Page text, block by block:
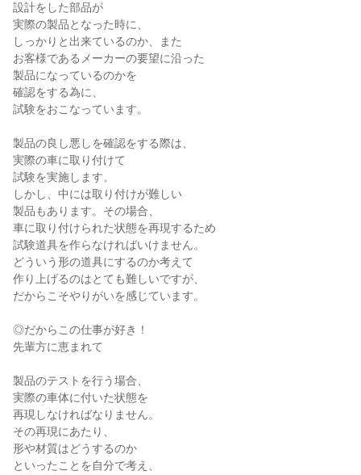
設計をした部品が
実際の製品となった時に、
しっかりと出来ているのか、また
お客様であるメーカーの要望に沿った
製品になっているのかを
確認をする為に、
試験をおこなっています。
製品の良し悪しを確認をする際は、
実際の車に取り付けて
試験を実施します。
しかし、中には取り付けが難しい
製品もあります。その場合、
車に取り付けられた状態を再現するため
試験道具を作らなければいけません。
どういう形の道具にするのか考えて
作り上げるのはとても難しいですが、
だからこそやりがいを感じています。
◎だからこの仕事が好き！
先輩方に恵まれて
製品のテストを行う場合、
実際の車体に付いた状態を
再現しなければなりません。
その再現にあたり、
形や材質はどうするのか
といったことを自分で考え、